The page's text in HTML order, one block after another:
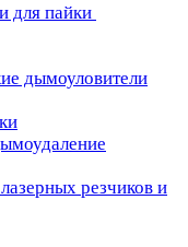
для пайки
дымоуловители
резчиков и